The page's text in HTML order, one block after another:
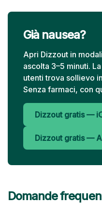
Già nausea?
Apri Dizzout in
ascolta 3–5 minuti.
utenti trova sollievo
Senza farmaci, con
Dizzout gratis —
Dizzout gratis —
Domande